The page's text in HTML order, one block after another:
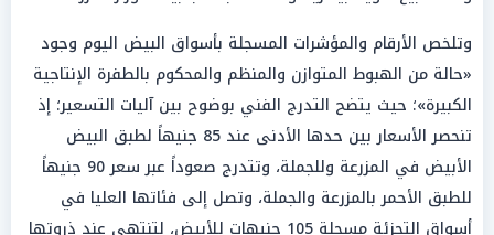
وتلخص الأرقام والمؤشرات المسجلة بأسواق البيض اليوم وجود
«حالة من الهبوط المتوازن والمنظم والمحكوم بالطفرة الإنتاجية
الكبيرة»؛ حيث يتضح التدرج الفني بوضوح بين آليات التسعير؛ إذ
تنحصر الأسعار بين حدها الأدنى عند 85 جنيهاً لطبق البيض
الأبيض في المزرعة وللجملة، وتتدرج صعوداً عبر سعر 90 جنيهاً
للطبق الأحمر بالمزرعة والجملة، وتصل إلى فئاتها العليا في